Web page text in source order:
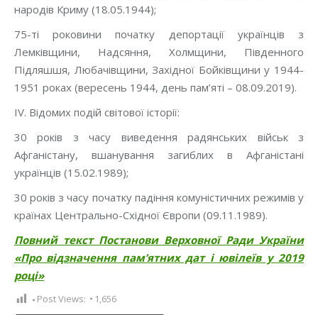
народів Криму (18.05.1944);
75-ті роковини початку депортації українців з
Лемківщини, Надсяння, Холмщини, Південного
Підляшшя, Любачівщини, Західної Бойківщини у 1944-
1951 роках (вересень 1944, день пам’яті – 08.09.2019).
IV. Відомих подій світової історії:
30 років з часу виведення радянських військ з
Афганістану, вшанування загиблих в Афганістані
українців (15.02.1989);
30 років з часу початку падіння комуністичних режимів у
країнах Центрально-Східної Європи (09.11.1989).
Повний текст Постанови Верховної Ради України
«Про відзначення пам’ятних дат і ювілеїв у 2019
році»
Post Views: 1,656